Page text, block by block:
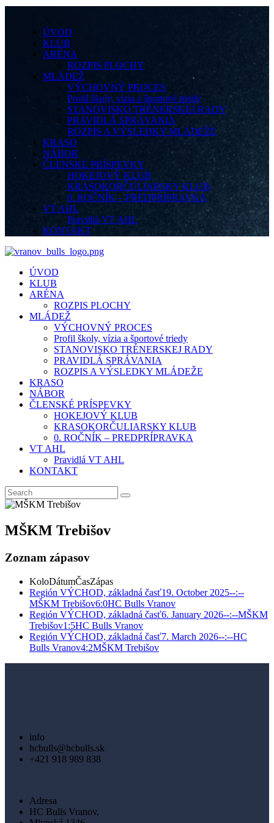
ÚVOD
KLUB
ARÉNA
ROZPIS PLOCHY
MLÁDEŽ
VÝCHOVNÝ PROCES
Profil školy, vízia a športové triedy
STANOVISKO TRÉNERSKEJ RADY
PRAVIDLÁ SPRÁVANIA
ROZPIS A VÝSLEDKY MLÁDEŽE
KRASO
NÁBOR
ČLENSKÉ PRÍSPEVKY
HOKEJOVÝ KLUB
KRASOKORČULIARSKY KLUB
0. ROČNÍK – PREDPRÍPRAVKA
VT AHL
Pravidlá VT AHL
KONTAKT
ÚVOD
KLUB
ARÉNA
ROZPIS PLOCHY
MLÁDEŽ
VÝCHOVNÝ PROCES
Profil školy, vízia a športové triedy
STANOVISKO TRÉNERSKEJ RADY
PRAVIDLÁ SPRÁVANIA
ROZPIS A VÝSLEDKY MLÁDEŽE
KRASO
NÁBOR
ČLENSKÉ PRÍSPEVKY
HOKEJOVÝ KLUB
KRASOKORČULIARSKY KLUB
0. ROČNÍK – PREDPRÍPRAVKA
VT AHL
Pravidlá VT AHL
KONTAKT
MŠKM Trebišov
Zoznam zápasov
KoloDátumČasZápas
Región VÝCHOD, základná časť19. October 2025--:--
MŠKM Trebišov6:0HC Bulls Vranov
Región VÝCHOD, základná časť6. January 2026--:--MŠKM
Trebišov1:5HC Bulls Vranov
Región VÝCHOD, základná časť7. March 2026--:--HC
Bulls Vranov4:2MŠKM Trebišov
info
hcbulls@hcbulls.sk
+421 918 989 838
Adresa
HC Bulls Vranov,